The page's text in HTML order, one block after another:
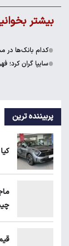
بیشتر
کدام بانک‌ها در
سایپا گران
پربیننده ترین
کیا